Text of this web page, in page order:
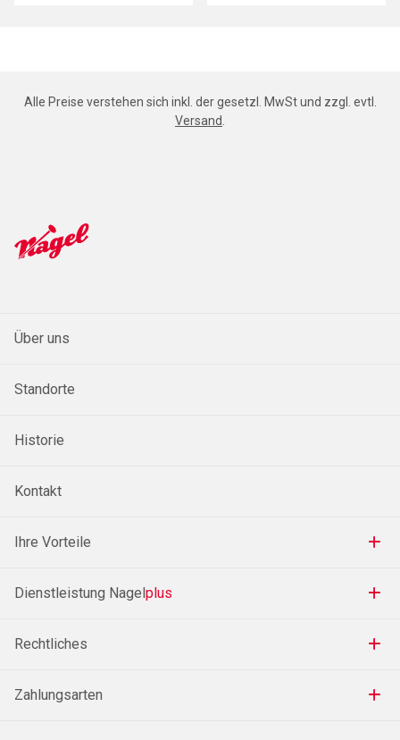
Alle Preise verstehen sich inkl. der gesetzl. MwSt und zzgl. evtl.
Versand
Über uns
Standorte
Historie
Kontakt
Ihre Vorteile
Dienstleistung Nagelplus
Rechtliches
Zahlungsarten